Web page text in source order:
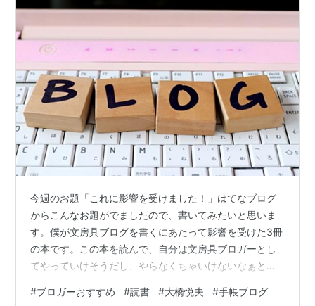
今週のお題「これに影響を受けました！」はてなブログ
からこんなお題がでましたので、書いてみたいと思いま
す。僕が文房具ブログを書くにあたって影響を受けた3冊
の本です。この本を読んで、自分は文房具ブロガーとし
てやっていけそうだし、やらなくちゃいけないなぁと思
ね。大変、影響を受けました。まずは、1冊目。大橋悦夫
#ブロガーおすすめ #読書 #大橋悦夫 #手帳ブログ